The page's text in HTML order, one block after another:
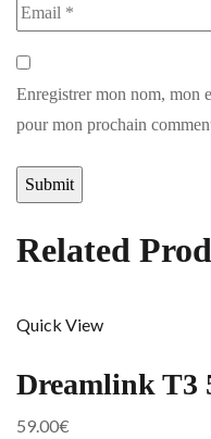
Enregistrer mon nom, mon
pour mon prochain
Related
Quick View
Dreamlink T3
59.00€